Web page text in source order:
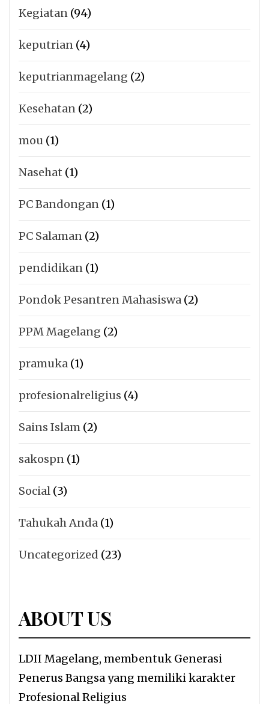
Kegiatan (94)
keputrian (4)
keputrianmagelang (2)
Kesehatan (2)
mou (1)
Nasehat (1)
PC Bandongan (1)
PC Salaman (2)
pendidikan (1)
Pondok Pesantren Mahasiswa (2)
PPM Magelang (2)
pramuka (1)
profesionalreligius (4)
Sains Islam (2)
sakospn (1)
Social (3)
Tahukah Anda (1)
Uncategorized (23)
ABOUT US
LDII Magelang, membentuk Generasi
Penerus Bangsa yang memiliki karakter
Profesional Religius